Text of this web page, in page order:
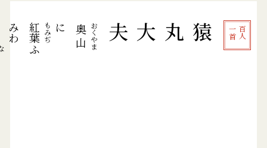
百
人
一
首
猿丸大夫
奥山おくやま
に
紅葉 もみぢ
ふ
み
わ
け